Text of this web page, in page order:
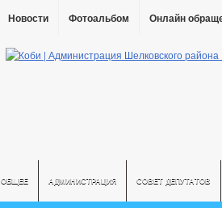
Новости Фотоальбом Онлайн
ОБЩЕЕ АДМИНИСТРАЦИЯ СОВЕТ ДЕПУТАТОВ